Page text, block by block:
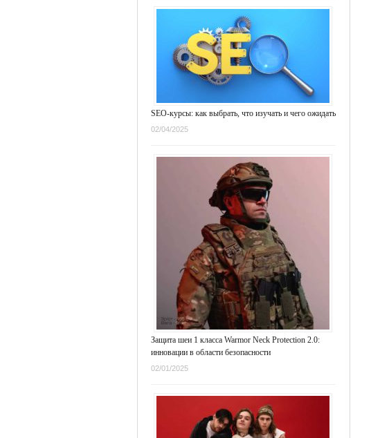
SEO-курсы: как выбрать, что изучать и чего ожидать
02/04/2025
Защита шеи 1 класса Warmor Neck Protection 2.0:
инновации в области безопасности
02/01/2025